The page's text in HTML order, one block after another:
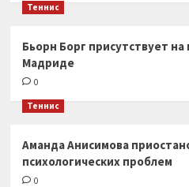
Теннис
Бьорн Борг присутствует
Мадриде
0
Теннис
Аманда Анисимова
психологических проблем
0